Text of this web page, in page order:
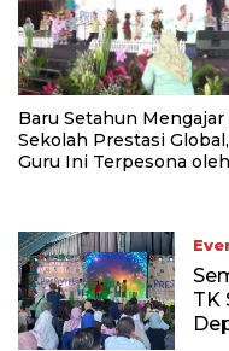
Baru Setahun Mengajar
Sekolah Prestasi Global,
Guru Ini Terpesona oleh
2025
TK